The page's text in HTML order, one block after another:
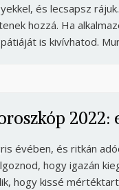
és lecsapsz
hozzá. Ha
is kivívhatod.
2022:
évében, és ritkán
hogy igazán
hogy kissé